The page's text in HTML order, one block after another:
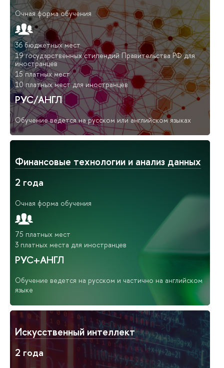
Очная форма обучения
36 бюджетных мест
19 государственных стипендий Правительства РФ для
иностранцев
15 платных мест
10 платных мест для иностранцев
РУС/АНГЛ
Обучение ведется на русском или английском языках
Финансовые технологии и анализ данных
2 года
Очная форма обучения
75 платных мест
3 платных места для иностранцев
РУС+АНГЛ
Обучение ведется на русском и частично на английском
языке
Искусственный интеллект
2 года